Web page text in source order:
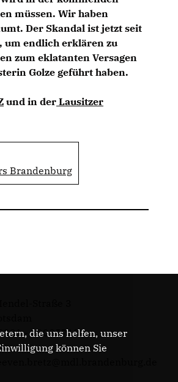
müssen. Wir haben
Der Skandal ist jetzt seit
um endlich erklären zu
zum eklatanten Versagen
Golze geführt haben.
und in der Lausitzer
Brandenburg
- 20085713
die uns helfen, unser
können Sie